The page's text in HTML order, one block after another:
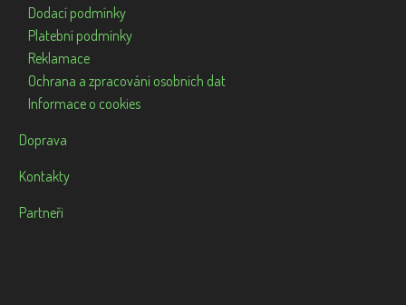
Dodací podmínky
Platební podmínky
Reklamace
Ochrana a zpracování osobních dat
Informace o cookies
Doprava
Kontakty
Partneři